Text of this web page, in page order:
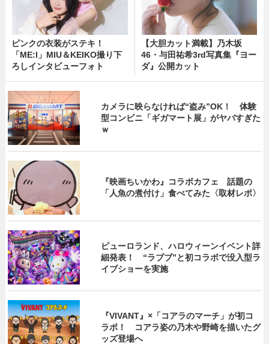
ピンクの衣装がステキ！
「ME:I」MIU＆KEIKO撮り下
ろしインタビューフォト
【大胆カット満載】乃木坂
46・与田祐希3rd写真集『ヨー
ダ』公開カット
カメラに映らなければ“盗み”OK！ 体験
型コンビニ「ギガマート展」がヤバすぎた
ｗ
『映画ちいかわ』コラボカフェ 話題の
「人魚の煮付け」食べてみた〈取材レポ〉
ピューロランド、ハロウィーンイベント詳
細発表！ “ラブブ”と初コラボで没入型ラ
イブショーを実施
『VIVANT』×「コアラのマーチ」が初コ
ラボ！ コアラ姿の乃木や野崎を描いたグ
ッズ登場へ